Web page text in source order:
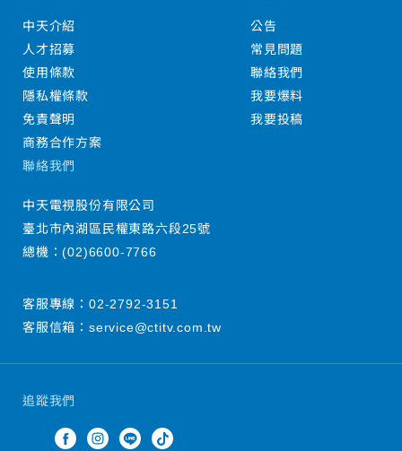
追蹤我們
中天介紹
人才招募
使用條款
隱私權條款
免責聲明
商務合作方案
公告
常見問題
聯絡我們
我要爆料
我要投稿
聯絡我們
中天電視股份有限公司
臺北市內湖區民權東路六段25號
總機：(02)6600-7766
客服專線： 02-2792-3151
客服信箱： service@ctitv.com.tw